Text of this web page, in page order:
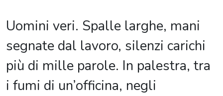
Uomini veri. Spalle larghe, mani
segnate dal lavoro, silenzi carichi
più di mille parole. In palestra, tra
i fumi di un’officina, negli